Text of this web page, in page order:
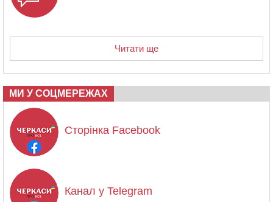
Читати ще
МИ У СОЦМЕРЕЖАХ
Сторінка Facebook
Канал у Telegram